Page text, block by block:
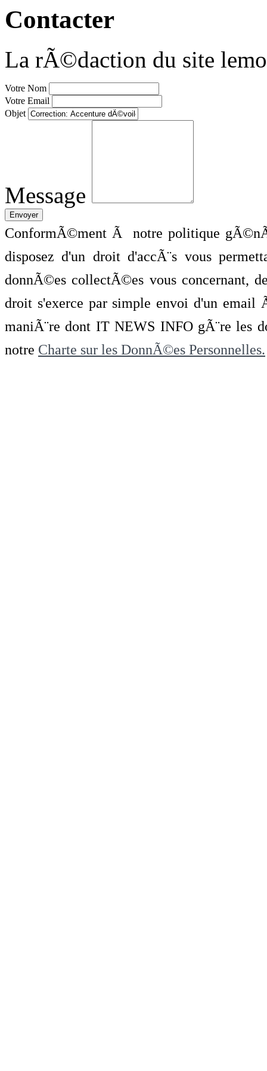
Contacter
La rÃ©daction du site
Votre Nom
Votre Email
Objet
Message
ConformÃ©ment Ã notre politique
disposez d'un droit d'accÃ¨s vous
donnÃ©es collectÃ©es vous concernant,
droit s'exerce par simple envoi d'un
maniÃ¨re dont IT NEWS INFO gÃ¨re les
notre Charte sur les DonnÃ©es Personnelles.